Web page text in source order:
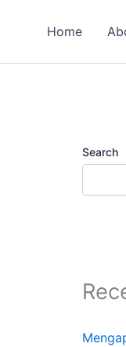
Home
Search